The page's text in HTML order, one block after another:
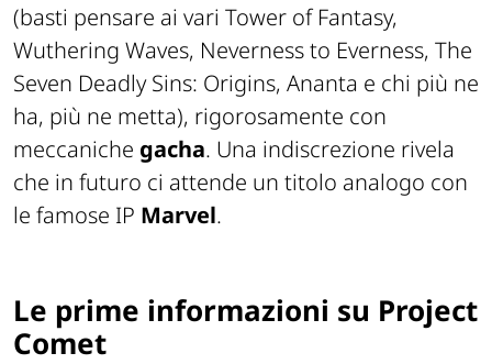
(basti pensare ai vari Tower of Fantasy,
Wuthering Waves, Neverness to Everness, The
Seven Deadly Sins: Origins, Ananta e chi più ne
ha, più ne metta), rigorosamente con
meccaniche gacha. Una indiscrezione rivela
che in futuro ci attende un titolo analogo con
le famose IP Marvel.
Le prime informazioni su Project
Comet